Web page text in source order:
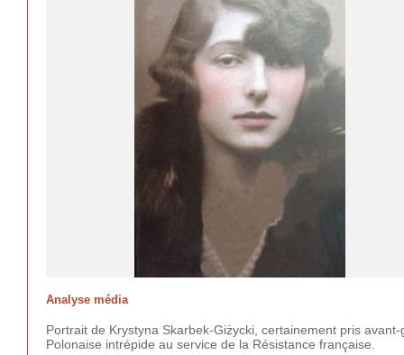
Analyse média
Portrait de Krystyna Skarbek-Giżycki, certainement pris
Polonaise intrépide au service de la Résistance française.